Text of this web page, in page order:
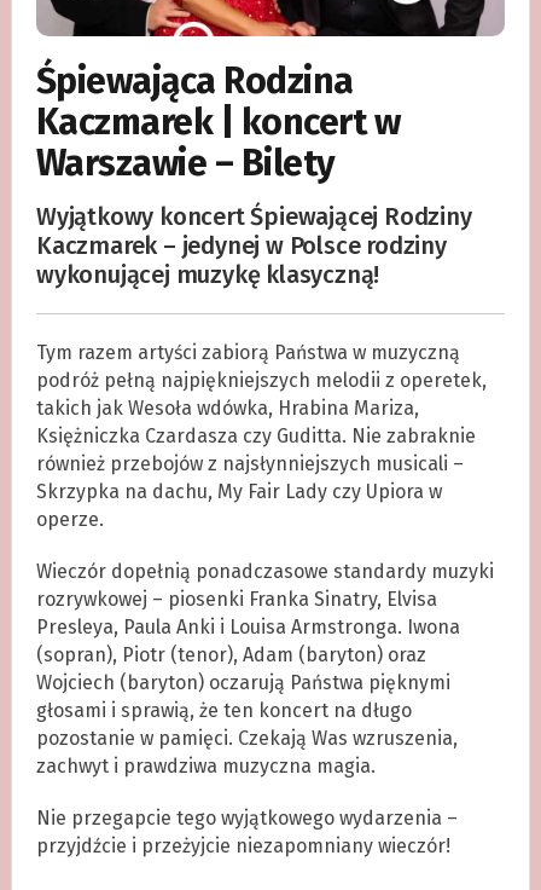
Śpiewająca Rodzina
Kaczmarek | koncert w
Warszawie – Bilety
Wyjątkowy koncert Śpiewającej Rodziny
Kaczmarek – jedynej w Polsce rodziny
wykonującej muzykę klasyczną!
Tym razem artyści zabiorą Państwa w muzyczną
podróż pełną najpiękniejszych melodii z operetek,
takich jak Wesoła wdówka, Hrabina Mariza,
Księżniczka Czardasza czy Guditta. Nie zabraknie
również przebojów z najsłynniejszych musicali –
Skrzypka na dachu, My Fair Lady czy Upiora w
operze.
Wieczór dopełnią ponadczasowe standardy muzyki
rozrywkowej – piosenki Franka Sinatry, Elvisa
Presleya, Paula Anki i Louisa Armstronga. Iwona
(sopran), Piotr (tenor), Adam (baryton) oraz
Wojciech (baryton) oczarują Państwa pięknymi
głosami i sprawią, że ten koncert na długo
pozostanie w pamięci. Czekają Was wzruszenia,
zachwyt i prawdziwa muzyczna magia.
Nie przegapcie tego wyjątkowego wydarzenia –
przyjdźcie i przeżyjcie niezapomniany wieczór!